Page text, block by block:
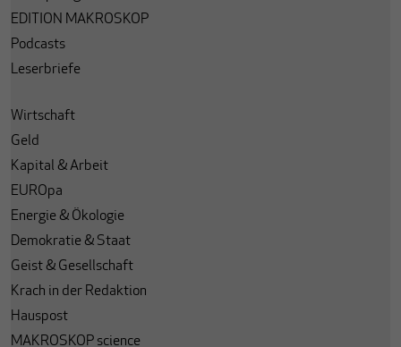
EDITION MAKROSKOP
Podcasts
Leserbriefe
Wirtschaft
Geld
Kapital & Arbeit
EUROpa
Energie & Ökologie
Demokratie & Staat
Geist & Gesellschaft
Krach in der Redaktion
Hauspost
MAKROSKOP science